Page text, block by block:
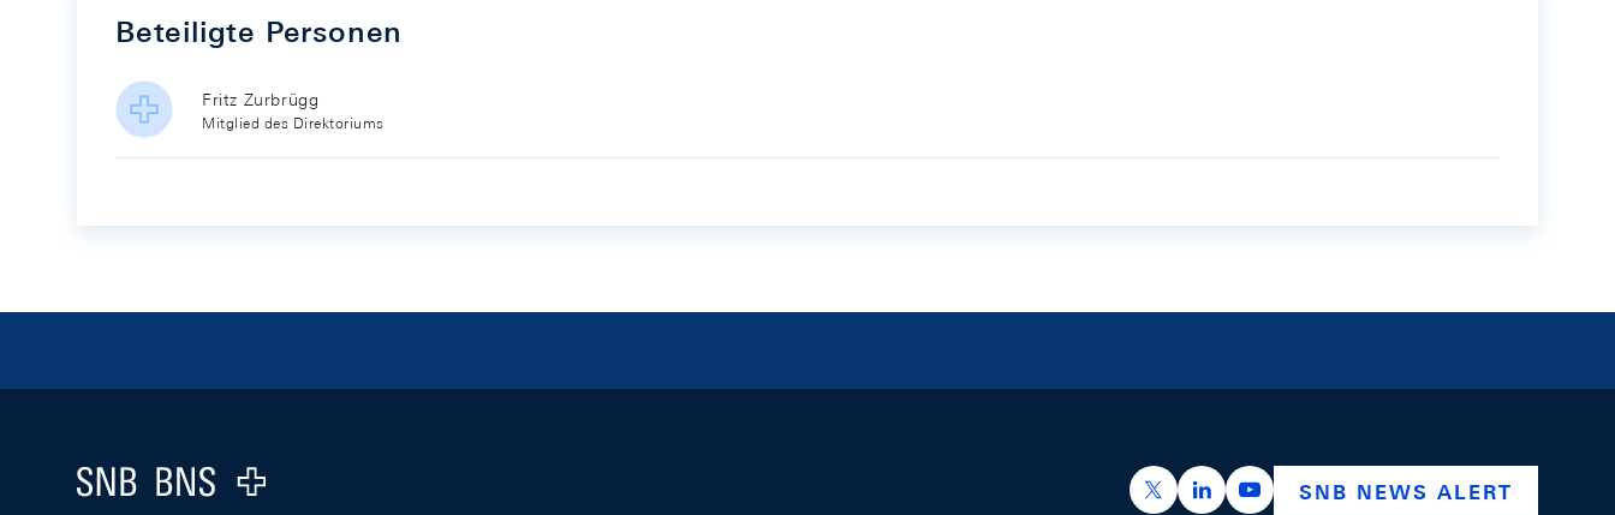
Beteiligte Personen
Fritz Zurbrügg
Mitglied des Direktoriums
Logo
https://x.com/snb_bns
https://ch.linkedin.com/company/swiss-
https://www.youtube.com/
SNB NEWS ALERT